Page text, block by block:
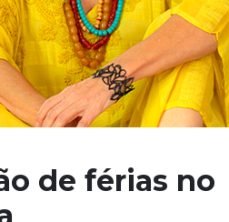
de férias no